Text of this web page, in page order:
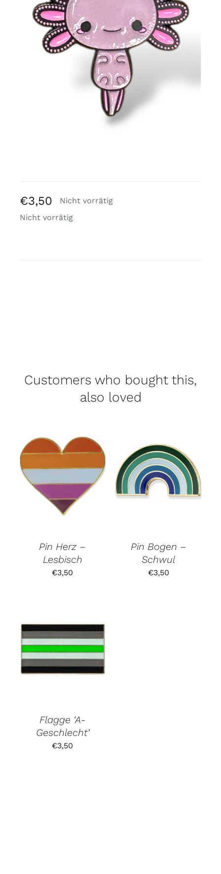
Review Levi
€3,50
Nicht vorrätig
Nicht vorrätig
Customers who bought this,
also loved
Pin Herz –
Lesbisch
€3,50
Pin Bogen –
Schwul
€3,50
Flagge ‘A-
Geschlecht’
€3,50